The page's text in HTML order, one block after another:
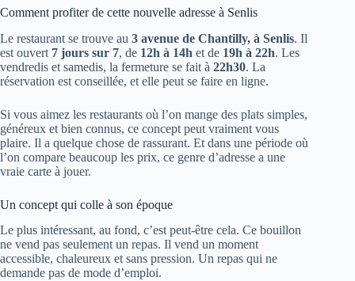
Comment profiter de cette nouvelle adresse à Senlis
Le restaurant se trouve au 3 avenue de Chantilly, à Senlis. Il
est ouvert 7 jours sur 7, de 12h à 14h et de 19h à 22h. Les
vendredis et samedis, la fermeture se fait à 22h30. La
réservation est conseillée, et elle peut se faire en ligne.
Si vous aimez les restaurants où l’on mange des plats simples,
généreux et bien connus, ce concept peut vraiment vous
plaire. Il a quelque chose de rassurant. Et dans une période où
l’on compare beaucoup les prix, ce genre d’adresse a une
vraie carte à jouer.
Un concept qui colle à son époque
Le plus intéressant, au fond, c’est peut-être cela. Ce bouillon
ne vend pas seulement un repas. Il vend un moment
accessible, chaleureux et sans pression. Un repas qui ne
demande pas de mode d’emploi.